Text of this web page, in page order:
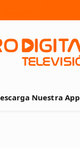
Nuestra App